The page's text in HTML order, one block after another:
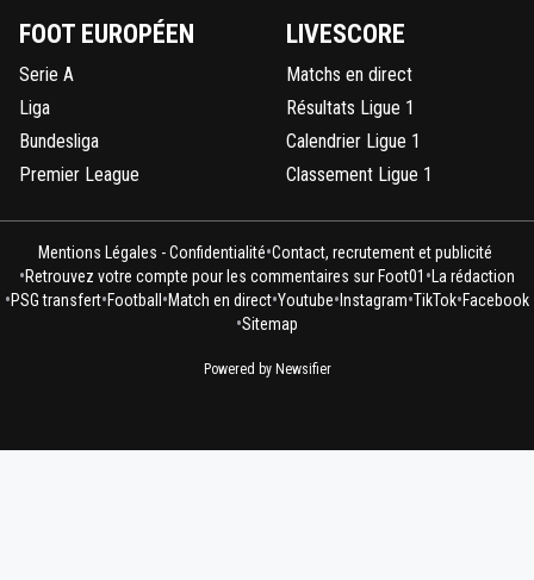
FOOT EUROPÉEN
Serie A
Liga
Bundesliga
Premier League
LIVESCORE
Matchs en direct
Résultats Ligue 1
Calendrier Ligue 1
Classement Ligue 1
Mentions Légales - Confidentialité•Contact, recrutement et publicité
•Retrouvez votre compte pour les commentaires sur Foot01 • La rédaction
•PSG transfert•Football •Match en direct•Youtube• Instagram•TikTok•Facebook
•Sitemap
Powered by Newsifier